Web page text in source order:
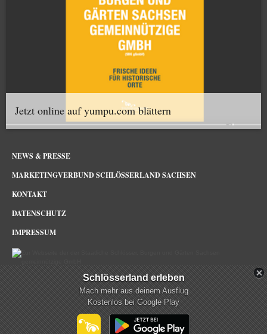
Jetzt online auf yumpu.com blättern
NEWS & PRESSE
MARKETINGVERBUND SCHLÖSSERLAND SACHSEN
KONTAKT
DATENSCHUTZ
IMPRESSUM
Schlösserland Sachsen im Netz
Schlösserland erleben
Mach mehr aus deinem Ausflug
Kostenlos bei Google Play
mehr